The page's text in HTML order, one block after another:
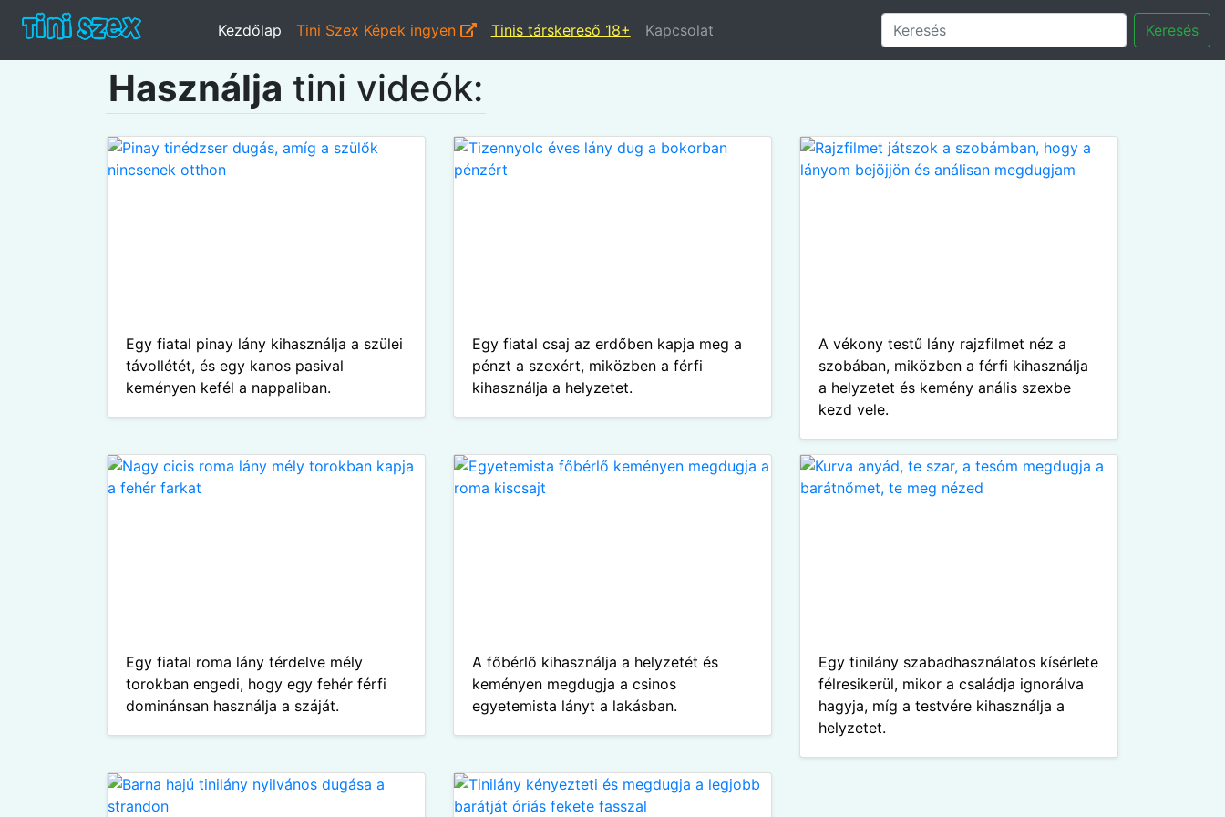
Kezdőlap Tini Szex Képek ingyen Tinis társkereső 18+ Kapcsolat Keresés
Használja tini videók:
Egy fiatal pinay lány kihasználja a szülei
távollétét, és egy kanos pasival
keményen kefél a nappaliban.
Egy fiatal csaj az erdőben kapja meg a
pénzt a szexért, miközben a férfi
kihasználja a helyzetet.
A vékony testű lány rajzfilmet néz a
szobában, miközben a férfi kihasználja
a helyzetet és kemény anális szexbe
kezd vele.
Egy fiatal roma lány térdelve mély
torokban engedi, hogy egy fehér férfi
dominánsan használja a száját.
A főbérlő kihasználja a helyzetét és
keményen megdugja a csinos
egyetemista lányt a lakásban.
Egy tinilány szabadhasználatos kísérlete
félresikerül, mikor a családja ignorálva
hagyja, míg a testvére kihasználja a
helyzetet.